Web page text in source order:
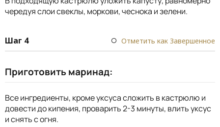
чередуя слои свеклы, моркови, чеснока и зелени.
Шаг 4 Отметить как Завершенное
Приготовить маринад:
Все ингредиенты, кроме уксуса сложить в кастрюлю и
довести до кипения, проварить 2-3 минуты, влить уксус
и снять с огня.